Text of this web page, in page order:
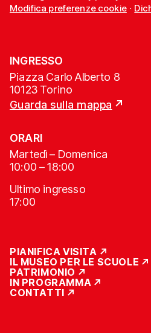
Modifica preferenze cookie·
INGRESSO
Piazza Carlo Alberto 8
10123 Torino
Guarda sulla mappa
ORARI
Martedì – Domenica
10:00 – 18:00
Ultimo ingresso
17:00
PIANIFICA VISITA
IL MUSEO PER LE SCUOLE
PATRIMONIO
IN PROGRAMMA
CONTATTI